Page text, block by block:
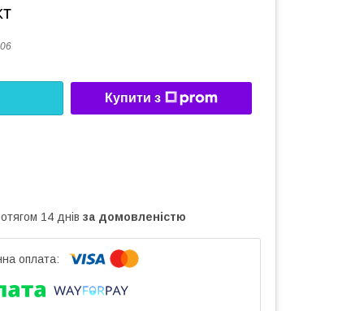
Купити з
14 днів за домовленістю